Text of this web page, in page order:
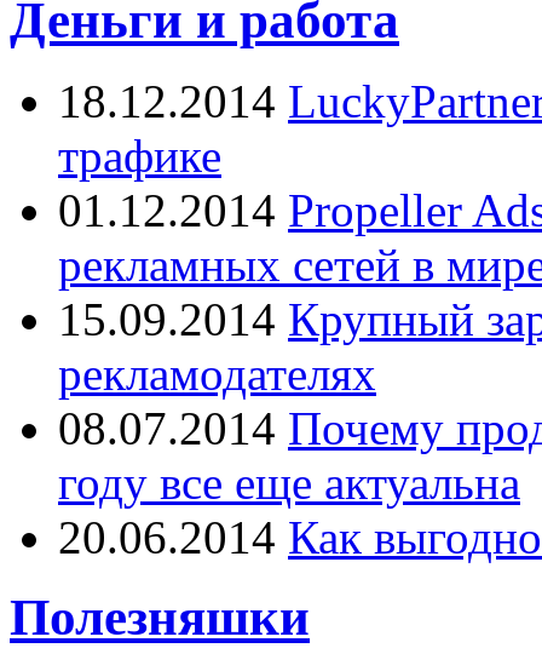
Деньги и работа
18.12.2014
трафике
01.12.2014 Propeller
рекламных сетей в
15.09.2014 Крупный
рекламодателях
08.07.2014 Почему
году все еще актуальна
20.06.2014 Как
Полезняшки